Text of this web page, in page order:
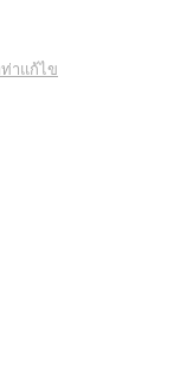
าแก้ไข